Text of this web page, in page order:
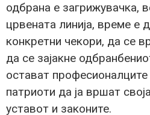
одбрана е загрижувачка,
црвената линија, време е
конкретни чекори, да се
да се зајакне
остават професионалците
патриоти да ја вршат
уставот и законите.